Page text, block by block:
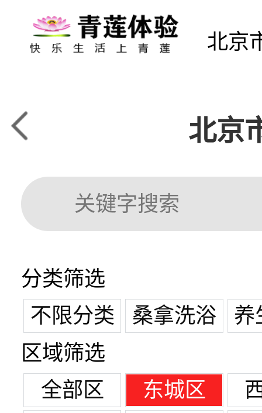
北京
北京
分类筛选
不限分类
桑拿洗浴
养
区域筛选
全部区
东城区